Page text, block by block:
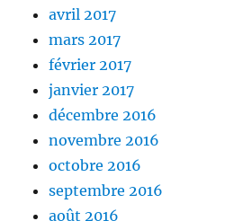
avril 2017
mars 2017
février 2017
janvier 2017
décembre 2016
novembre 2016
octobre 2016
septembre 2016
août 2016